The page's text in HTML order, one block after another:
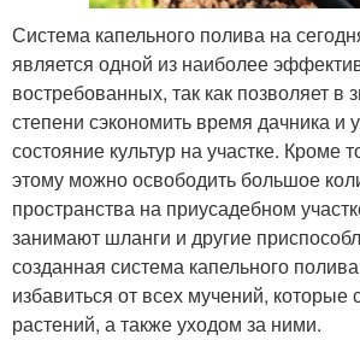
Система капельного полива на
является одной из наиболее
востребованных, так как позволяет в
степени сэкономить время дачника и
состояние культур на участке. Кроме
этому можно освободить большое
пространства на приусадебном
занимают шланги и другие
созданная система капельного
избавиться от всех мучений,
растений, а также уходом за ними.